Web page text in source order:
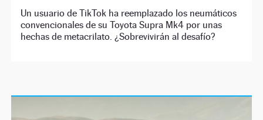
Un usuario de TikTok ha reemplazado los neumáticos
convencionales de su Toyota Supra Mk4 por unas
hechas de metacrilato. ¿Sobrevivirán al desafío?